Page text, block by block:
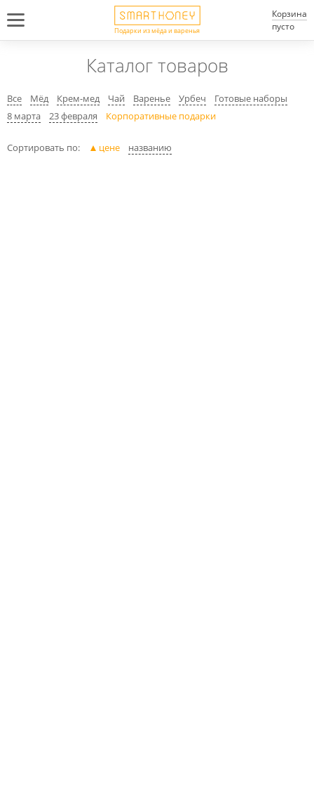
Подарки из мёда и варенья
Корзина
пусто
Каталог товаров
Все Мёд Крем-мед Чай Варенье Урбеч
Готовые наборы
8 марта
23 февраля Корпоративные подарки
Сортировать по: цене названию